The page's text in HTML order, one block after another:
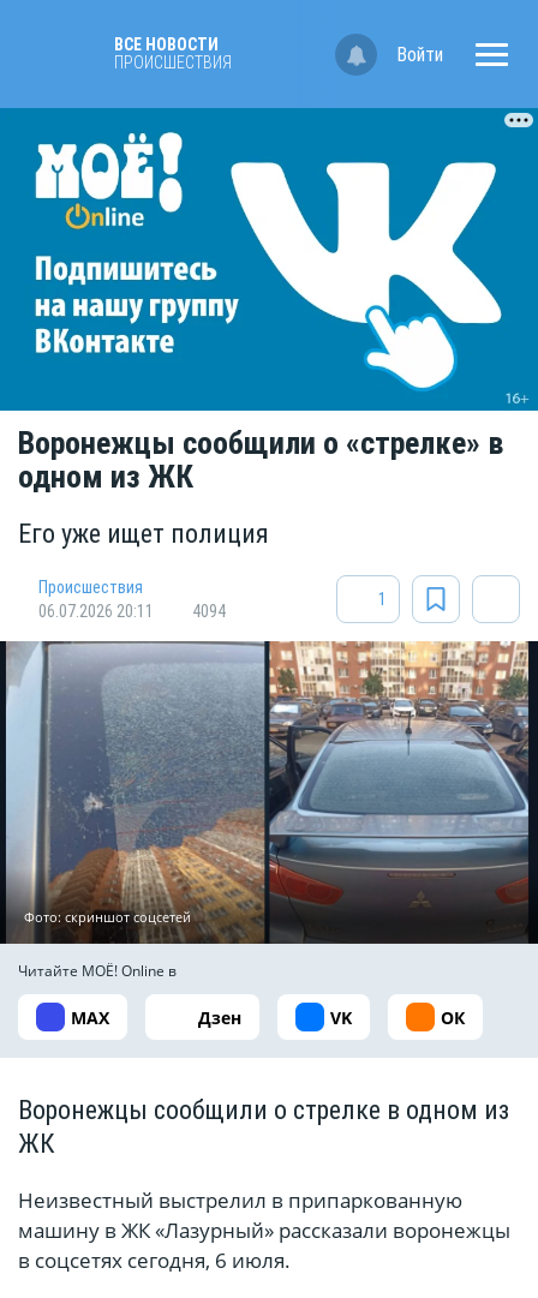
ВСЕ НОВОСТИ
ПРОИСШЕСТВИЯ
Войти
Воронежцы сообщили о «стрелке» в
одном из ЖК
Его уже ищет полиция
Происшествия
06.07.2026 20:11
4094
1
Фото: скриншот соцсетей
Читайте МОЁ! Online в
MAX Дзен VK ОК
Воронежцы сообщили о стрелке в одном из
ЖК
Неизвестный выстрелил в припаркованную
машину в ЖК «Лазурный» рассказали воронежцы
в соцсетях сегодня, 6 июля.